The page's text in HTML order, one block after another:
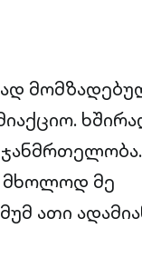
მხოლოდ მე
ათი